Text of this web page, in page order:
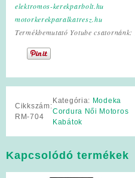
elektromos-kerekparbolt.hu
motorkerekparalkatresz.hu
Termékbemutató Yotube csatornánk:
Cikkszám:
RM-704
Kategória: Modeka
Cordura Női Motoros
Kabátok
Kapcsolódó termékek